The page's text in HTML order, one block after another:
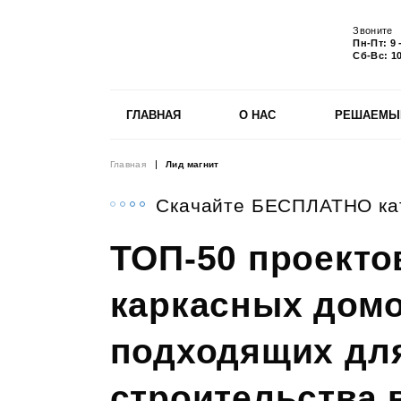
Звоните
Пн-Пт: 9
Сб-Вс:
ГЛАВНАЯ О НАС
Главная Лид магнит
Скачайте БЕСПЛАТНО
ТОП-50
каркасных
подходящих